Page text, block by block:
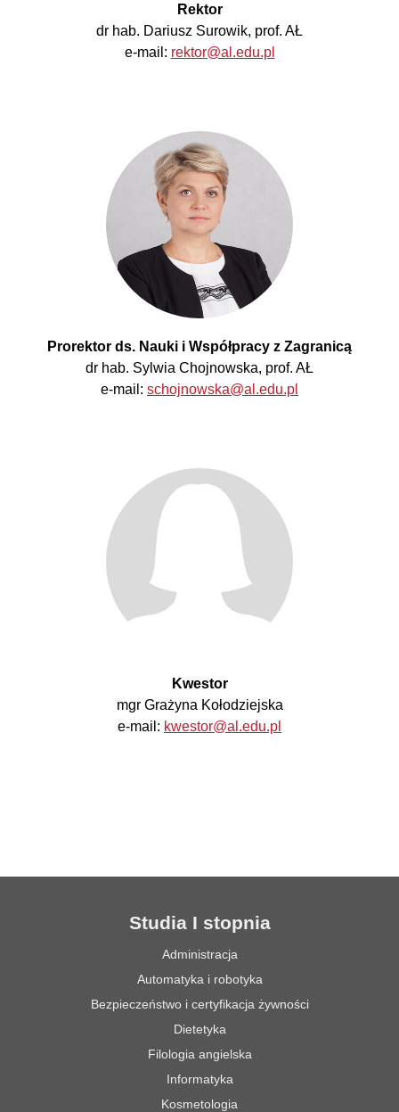
Rektor
dr hab. Dariusz Surowik, prof. AŁ
e-mail: rektor@al.edu.pl
Prorektor ds. Nauki i Współpracy z Zagranicą
dr hab. Sylwia Chojnowska, prof. AŁ
e-mail: schojnowska@al.edu.pl
Kwestor
mgr Grażyna Kołodziejska
e-mail: kwestor@al.edu.pl
Studia I stopnia
Administracja
Automatyka i robotyka
Bezpieczeństwo i certyfikacja żywności
Dietetyka
Filologia angielska
Informatyka
Kosmetologia